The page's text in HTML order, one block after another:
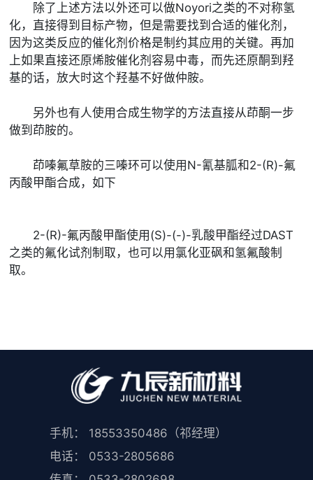
除了上述方法以外还可以做Noyori之类的不对称氢
化，直接得到目标产物，但是需要找到合适的催化剂，
因为这类反应的催化剂价格是制约其应用的关键。再加
上如果直接还原烯胺催化剂容易中毒，而先还原酮到羟
基的话，放大时这个羟基不好做仲胺。
另外也有人使用合成生物学的方法直接从茚酮一步
做到茚胺的。
茚嗪氟草胺的三嗪环可以使用N-氰基胍和2-(R)-氟
丙酸甲酯合成，如下
2-(R)-氟丙酸甲酯使用(S)-(-)-乳酸甲酯经过DAST
之类的氟化试剂制取，也可以用氯化亚砜和氢氟酸制
取。
手机： 18553350486（祁经理）
电话： 0533-2805686